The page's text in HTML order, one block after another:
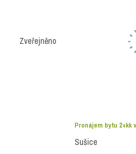
Zveřejněno
Pronájem bytu 2+kk
Sušice